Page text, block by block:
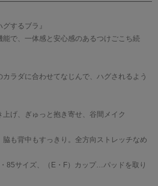
するブラ』
で、一体感と安心感のあるつけごこち続
ラダに合わせてなじんで、ハグされるよう
げ、ぎゅっと抱き寄せ、谷間メイク
脇も背中もすっきり。全方向ストレッチなめ
85サイズ、（E・F）カップ…パッドを取り